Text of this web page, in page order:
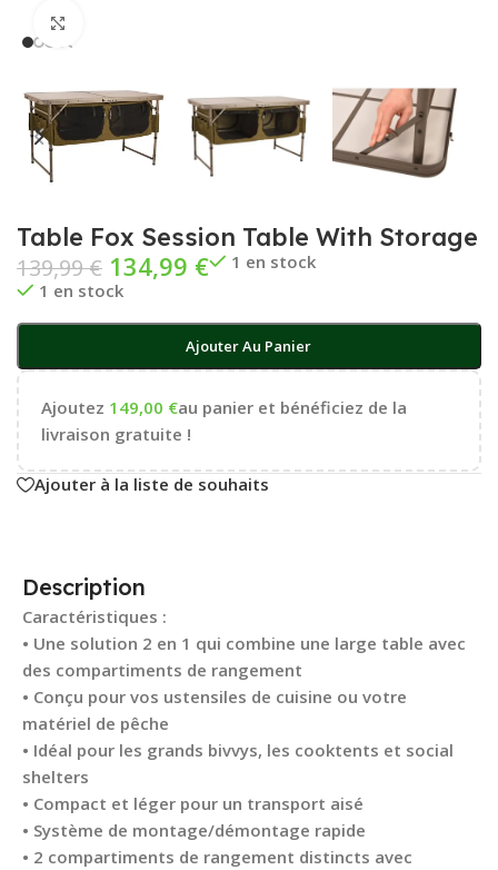
Table Fox Session Table With Storage
139,99€ 134,99 €
1 en stock
1 en stock
Ajouter Au Panier
Ajoutez 149,00 €au panier et bénéficiez de la
livraison gratuite !
Ajouter à la liste de souhaits
Description
Caractéristiques :
• Une solution 2 en 1 qui combine une large table avec
des compartiments de rangement
• Conçu pour vos ustensiles de cuisine ou votre
matériel de pêche
• Idéal pour les grands bivvys, les cooktents et social
shelters
• Compact et léger pour un transport aisé
• Système de montage/démontage rapide
• 2 compartiments de rangement distincts avec